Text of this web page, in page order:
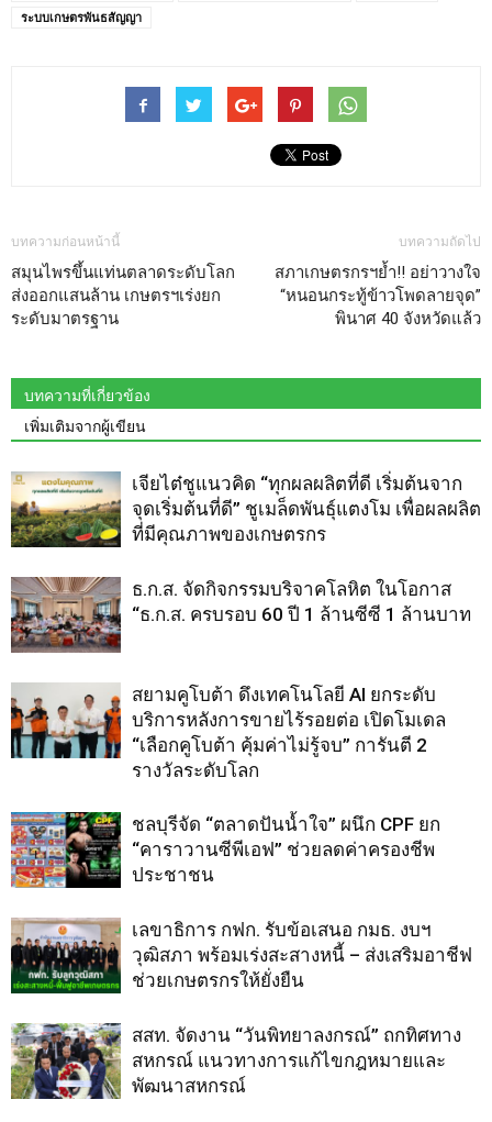
ระบบเกษตรพันธสัญญา
บทความก่อนหน้านี้
สมุนไพรขึ้นแท่นตลาดระดับโลก
ส่งออกแสนล้าน เกษตรฯเร่งยก
ระดับมาตรฐาน
บทความถัดไป
สภาเกษตรกรฯย้ำ!! อย่าวางใจ
“หนอนกระทู้ข้าวโพดลายจุด”
พินาศ 40 จังหวัดแล้ว
บทความที่เกี่ยวข้อง
เพิ่มเติมจากผู้เขียน
เจียไต๋ชูแนวคิด “ทุกผลผลิตที่ดี เริ่มต้นจาก
จุดเริ่มต้นที่ดี” ชูเมล็ดพันธุ์แตงโม เพื่อผลผลิต
ที่มีคุณภาพของเกษตรกร
ธ.ก.ส. จัดกิจกรรมบริจาคโลหิต ในโอกาส
“ธ.ก.ส. ครบรอบ 60 ปี 1 ล้านซีซี 1 ล้านบาท
สยามคูโบต้า ดึงเทคโนโลยี AI ยกระดับ
บริการหลังการขายไร้รอยต่อ เปิดโมเดล
“เลือกคูโบต้า คุ้มค่าไม่รู้จบ” การันตี 2
รางวัลระดับโลก
ชลบุรีจัด “ตลาดปันน้ำใจ” ผนึก CPF ยก
“คาราวานซีพีเอฟ” ช่วยลดค่าครองชีพ
ประชาชน
เลขาธิการ กฟก. รับข้อเสนอ กมธ. งบฯ
วุฒิสภา พร้อมเร่งสะสางหนี้ – ส่งเสริมอาชีฟ
ช่วยเกษตรกรให้ยั่งยืน
สสท. จัดงาน “วันพิทยาลงกรณ์” ถกทิศทาง
สหกรณ์ แนวทางการแก้ไขกฎหมายและ
พัฒนาสหกรณ์